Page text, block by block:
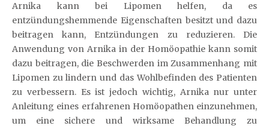
Arnika kann bei Lipomen helfen, da es
entzündungshemmende Eigenschaften besitzt und dazu
beitragen kann, Entzündungen zu reduzieren. Die
Anwendung von Arnika in der Homöopathie kann somit
dazu beitragen, die Beschwerden im Zusammenhang mit
Lipomen zu lindern und das Wohlbefinden des Patienten
zu verbessern. Es ist jedoch wichtig, Arnika nur unter
Anleitung eines erfahrenen Homöopathen einzunehmen,
um eine sichere und wirksame Behandlung zu